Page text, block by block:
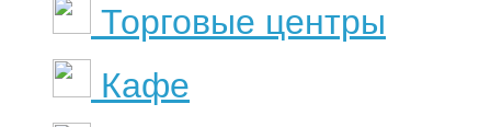
Торговые центры
Кафе